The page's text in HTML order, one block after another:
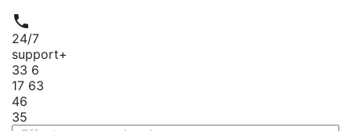

24/7
support+
33 6
17 63
46
35